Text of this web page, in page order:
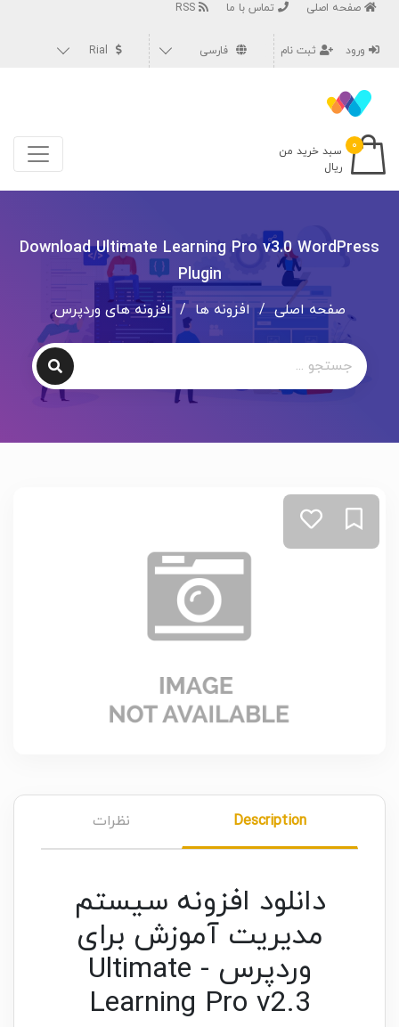
صفحه اصلی تماس با ما
ورود ثبت نام فارسی
۰
سبد خرید من
ریال
Download Ultimate Learning Pro v3.0 WordPress
Plugin
صفحه اصلی / افزونه ها / افزونه های وردپرس
Description نظرات
دانلود افزونه سیستم
مدیریت آموزش برای
وردپرس - Ultimate
Learning Pro v2.3